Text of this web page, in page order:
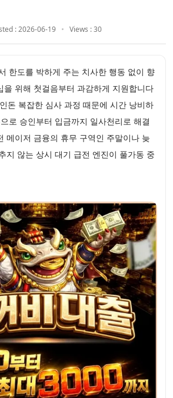
: 2026-06-19 Views : 30
한도를 박하게 주는 치사한 행동 없이 향
을 위해 첫걸음부터 과감하게 지원합니다
돈 복잡한 심사 과정 때문에 시간 낭비하
로 승인부터 입금까지 일사천리로 해결
메이저 금융의 휴무 구역인 주말이나 늦
지 않는 상시 대기 급전 엔진이 풀가동 중